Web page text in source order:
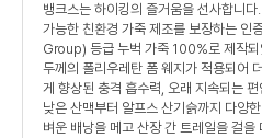
뱅크스는 하이킹의 즐거움을 선사합니
가능한 친환경 가죽 제조를 보장하는
Group) 등급 누벅 가죽 100%로 제작
두께의 폴리우레탄 폼 웨지가 적용되어
게 향상된 충격 흡수력, 오래 지속되는
낮은 산맥부터 알프스 산기슭까지 다양
벼운 배낭을 메고 산장 간 트레일을 걸